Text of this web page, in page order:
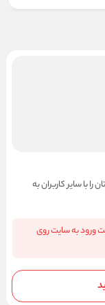
را با سایر کاربران به
ورود به سایت روی